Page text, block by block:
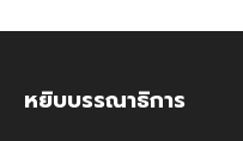
หยิบบรรณาธิการ